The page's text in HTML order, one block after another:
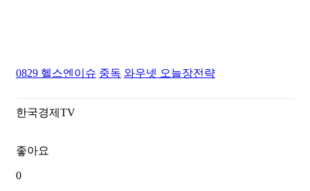
0829 헬스엔이슈 중독 와우넷 오늘장전략
한국경제TV
좋아요
0